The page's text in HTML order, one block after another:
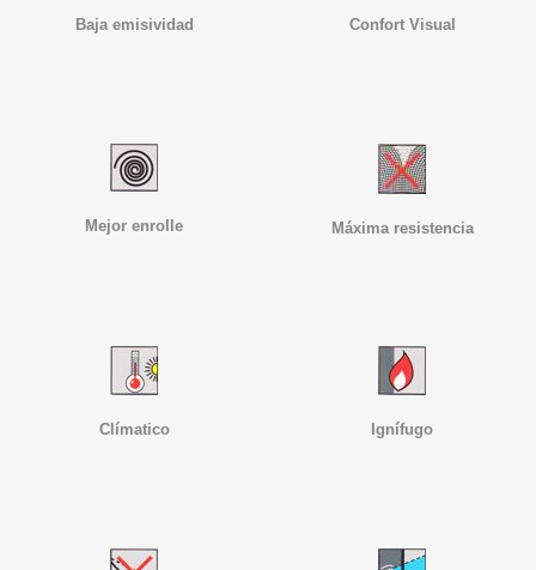
Baja emisividad Confort Visual
Mejor enrolle Máxima resistencia
Clímatico Ignífugo